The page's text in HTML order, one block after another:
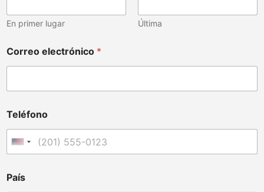
En primer lugar Última
Correo electrónico *
Teléfono
Estados Unidos +1
País